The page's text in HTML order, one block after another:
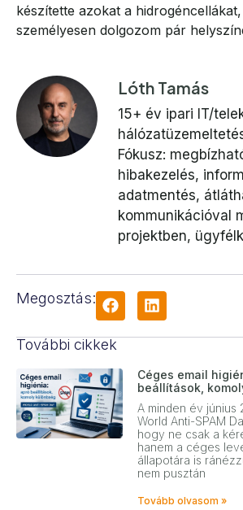
készítette azokat a
személyesen dolgozom pár
Lóth Tamás
15+ év ipari IT/
Fókusz:
hibakezelés,
adatmentés,
kommunikációval
projektben,
Megosztás:
További cikkek
Céges email
beállítások,
A minden év
World Anti-SPAM
hogy ne csak a
hanem a céges
állapotára is
nem pusztán
Tovább olvasom »